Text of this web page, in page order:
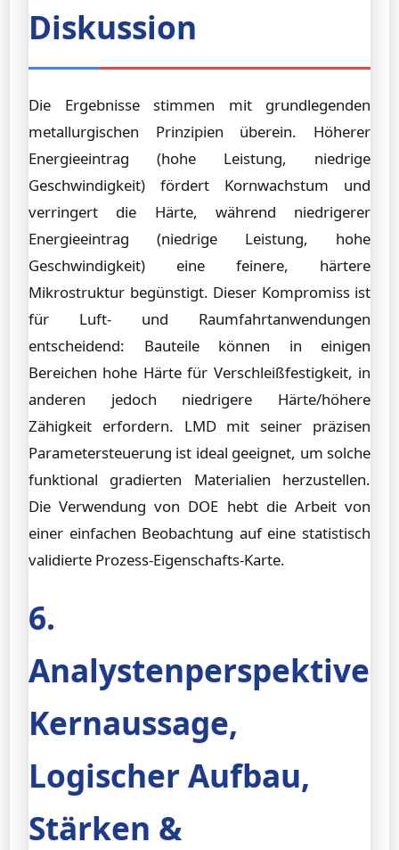
Diskussion
Die Ergebnisse stimmen mit grundlegenden
metallurgischen Prinzipien überein. Höherer
Energieeintrag (hohe Leistung, niedrige
Geschwindigkeit) fördert Kornwachstum und
verringert die Härte, während niedrigerer
Energieeintrag (niedrige Leistung, hohe
Geschwindigkeit) eine feinere, härtere
Mikrostruktur begünstigt. Dieser Kompromiss ist
für Luft- und Raumfahrtanwendungen
entscheidend: Bauteile können in einigen
Bereichen hohe Härte für Verschleißfestigkeit, in
anderen jedoch niedrigere Härte/höhere
Zähigkeit erfordern. LMD mit seiner präzisen
Parametersteuerung ist ideal geeignet, um solche
funktional gradierten Materialien herzustellen.
Die Verwendung von DOE hebt die Arbeit von
einer einfachen Beobachtung auf eine statistisch
validierte Prozess-Eigenschafts-Karte.
6.
Analystenperspektive:
Kernaussage,
Logischer Aufbau,
Stärken &